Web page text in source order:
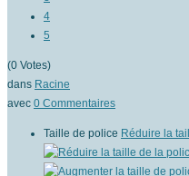
4
5
(0 Votes)
dans Racine
avec 0 Commentaires
Taille de police Réduire la